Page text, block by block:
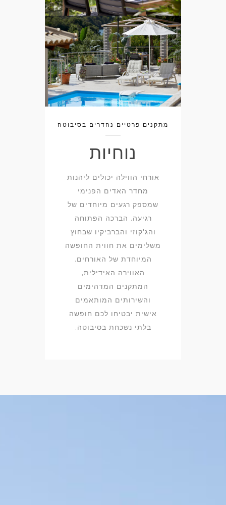
מתקנים פרטיים נהדרים בסיבוטה
נוחיות
אורחי הווילה יכולים ליהנות
מחדר האדים הפנימי
שמספק רגעים מיוחדים של
רגיעה. הברכה הפתוחה
והג'קוזי והברביקיו שבחוץ
משלימים את חווית החופשה
המיוחדת של האורחים.
האווירה האידילית,
המתקנים המדהימים
והשירותים המותאמים
אישית יבטיחו לכם חופשה
בלתי נשכחת בסיבוטה.